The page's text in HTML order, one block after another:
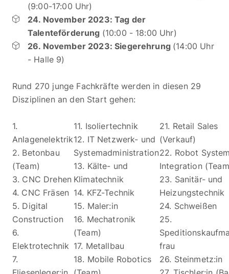
(9:00-17:00 Uhr)
24. November 2023: Tag der
Talenteförderung (10:00 - 18:00 Uhr)
26. November 2023: Siegerehrung (14:00 Uhr
- Halle 9)
Rund 270 junge Fachkräfte werden in diesen 29
Disziplinen an den Start gehen:
1.
Anlagenelektrik
2. Betonbau
(Team)
3. CNC Drehen
4. CNC Fräsen
5. Digital
Construction
6.
Elektrotechnik
7.
11. Isoliertechnik
12. IT Netzwerk- und
Systemadministration
13. Kälte- und
Klimatechnik
14. KFZ-Technik
15. Maler:in
16. Mechatronik
(Team)
17. Metallbau
18. Mobile Robotics
21. Retail Sales
(Verkauf)
22. Robot
Integration
23. Sanitär- und
Heizungstechnik
24. Schweißen
25.
frau
26. Steinmetz:in